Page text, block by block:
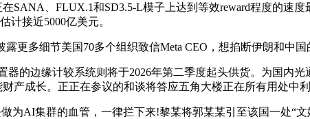
SANA、FLUX.1和SD3.5-L模子上达到等效reward程度的速
计接近5000亿美元。
多细节美国70多个组织致信Meta CEO，想掐断伊朗和中国
的边缘计较系统则将于2026年第二季度起头供货。为国内
产成长。正正在参议的和谈将答应五角大楼正在所有用处中
AI集群的血管，一律拦下来!黎某将郭某某引至该国一处“文